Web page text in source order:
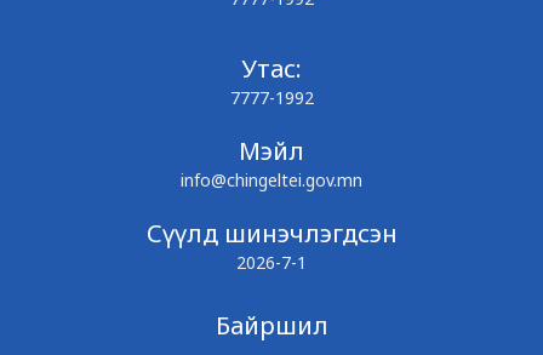
Утас:
7777-1992
Мэйл
info@chingeltei.gov.mn
Сүүлд шинэчлэгдсэн
2026-7-1
Байршил